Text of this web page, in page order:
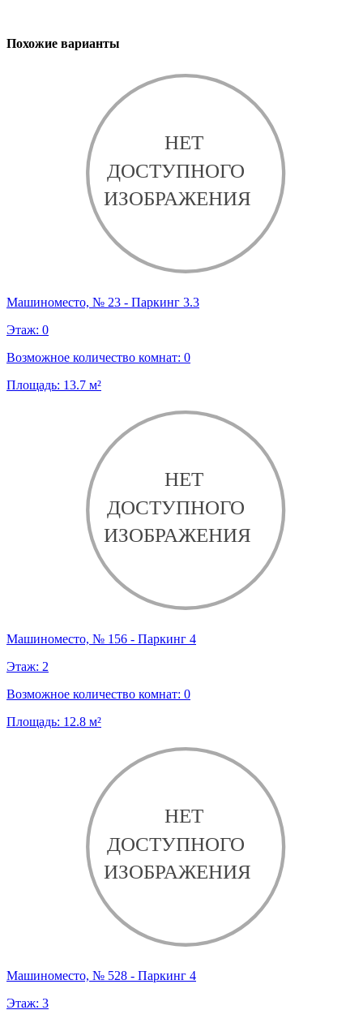
Похожие варианты
Машиноместо, № 23 - Паркинг 3.3
Этаж: 0
Возможное количество комнат: 0
Площадь: 13.7 м²
Машиноместо, № 156 - Паркинг 4
Этаж: 2
Возможное количество комнат: 0
Площадь: 12.8 м²
Машиноместо, № 528 - Паркинг 4
Этаж: 3